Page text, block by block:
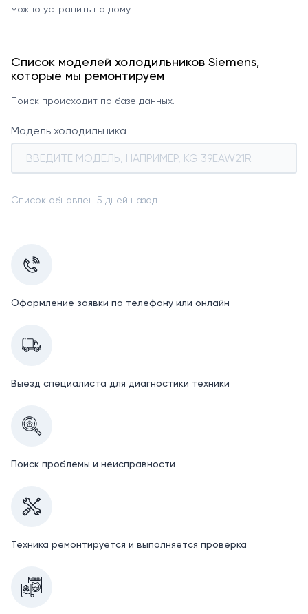
можно устранить на дому.
Список моделей холодильников Siemens,
которые мы ремонтируем
Поиск происходит по базе данных.
Модель холодильника
Список обновлен 5 дней назад
Оформление заявки по телефону или онлайн
Выезд специалиста для диагностики техники
Поиск проблемы и неисправности
Техника ремонтируется и выполняется проверка